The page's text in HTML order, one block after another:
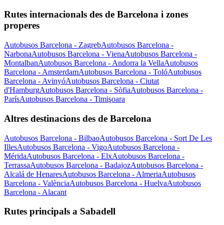
Rutes internacionals des de Barcelona i zones
properes
Autobusos Barcelona - ZagrebAutobusos Barcelona -
NarbonaAutobusos Barcelona - VienaAutobusos Barcelona -
MontalbanAutobusos Barcelona - Andorra la VellaAutobusos
Barcelona - AmsterdamAutobusos Barcelona - TolóAutobusos
Barcelona - AvinyóAutobusos Barcelona - Ciutat
d'HamburgAutobusos Barcelona - SòfiaAutobusos Barcelona -
ParísAutobusos Barcelona - Timişoara
Altres destinacions des de Barcelona
Autobusos Barcelona - BilbaoAutobusos Barcelona - Sort De Les
IllesAutobusos Barcelona - VigoAutobusos Barcelona -
MéridaAutobusos Barcelona - ElxAutobusos Barcelona -
TerrassaAutobusos Barcelona - BadajozAutobusos Barcelona -
Alcalá de HenaresAutobusos Barcelona - AlmeriaAutobusos
Barcelona - ValènciaAutobusos Barcelona - HuelvaAutobusos
Barcelona - Alacant
Rutes principals a Sabadell